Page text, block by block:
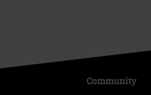
Community